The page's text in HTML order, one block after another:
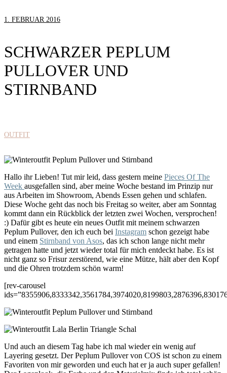
1. FEBRUAR 2016
SCHWARZER PEPLUM
PULLOVER UND
STIRNBAND
OUTFIT
Hallo ihr Lieben! Tut mir leid, dass gestern meine Pieces Of The
Week ausgefallen sind, aber meine Woche bestand im Prinzip nur
aus Arbeiten im Showroom, Abends Essen gehen und schlafen.
Diese Woche geht das noch bis Freitag so weiter, aber am Sonntag
kommt dann ein Rückblick der letzten zwei Wochen, versprochen!
:) Dafür gibt es heute ein neues Outfit mit meinem schwarzen
Peplum Pullover, den ich euch bei Instagram schon gezeigt habe
und einem Stirnband von Asos, das ich schon lange nicht mehr
getragen hatte und jetzt wieder total für mich entdeckt habe. Es ist
nicht ganz so Frisur zerstörend, wie eine Mütze, hält aber den Kopf
und die Ohren trotzdem schön warm!
[rev-carousel
Und auch an diesem Tag habe ich mal wieder ein wenig auf
Layering gesetzt. Der Peplum Pullover von COS ist schon zu einem
Favoriten von mir geworden und euch hat er ja auch super gefallen!